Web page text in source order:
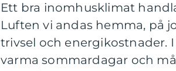
Ett bra inomhusklimat
Luften vi andas hemma, på
trivsel och energikostnader.
varma sommardagar och